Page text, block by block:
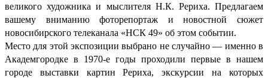
великого художника и мыслителя Н.К. Рериха. Предлагаем
вашему вниманию фоторепортаж и новостной сюжет
новосибирского телеканала «НСК 49» об этом событии.
Место для этой экспозиции выбрано не случайно — именно в
Академгородке в 1970-е годы проходили первые в нашем
городе выставки картин Рериха, экскурсии на которых